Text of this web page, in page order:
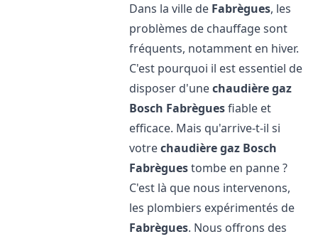
Dans la ville de Fabrègues, les
problèmes de chauffage sont
fréquents, notamment en hiver.
C'est pourquoi il est essentiel de
disposer d'unechaudière gaz
Bosch Fabrèguesfiable et
efficace. Mais qu'arrive-t-il si
votrechaudière gaz Bosch
Fabrèguestombe en panne ?
C'est là que nous intervenons,
les plombiers expérimentés de
Fabrègues. Nous offrons des